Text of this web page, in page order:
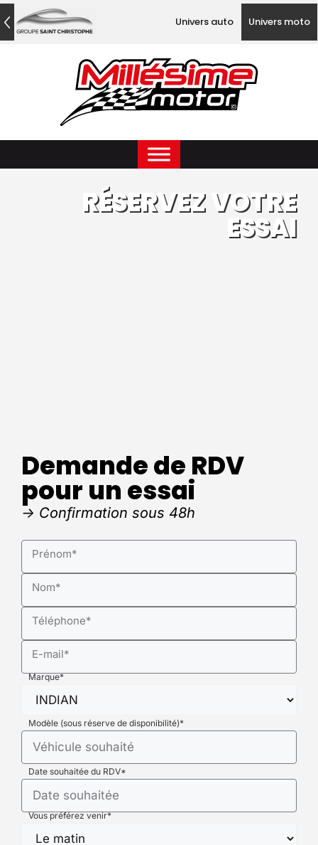
Univers auto Univers moto
RÉSERVEZ VOTRE
ESSAI
Demande de RDV
pour un essai
-> Confirmation sous 48h
Prénom*
Nom*
Téléphone*
E-mail*
Marque*
Modèle (sous réserve de disponibilité)*
Date souhaitée du RDV*
Vous préférez venir*